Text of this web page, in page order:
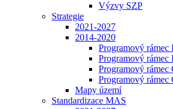
Výzvy SZP
Strategie
2021-2027
2014-2020
Programový rámec
Programový rámec
Programový rámec
Programový rámec
Mapy území
Standardizace MAS